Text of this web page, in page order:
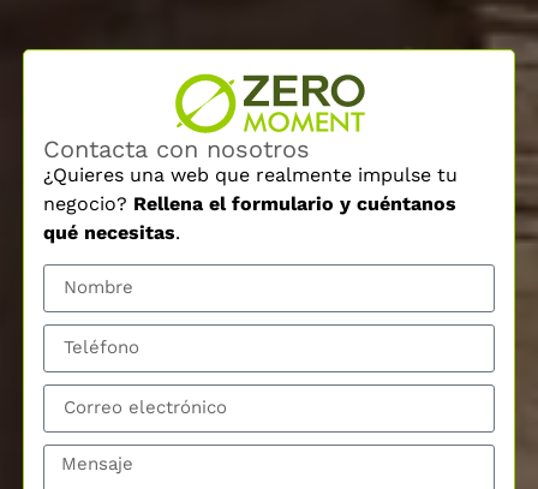
Contacta con nosotros
¿Quieres una web que realmente impulse tu
negocio? Rellena el formulario y cuéntanos
qué necesitas.